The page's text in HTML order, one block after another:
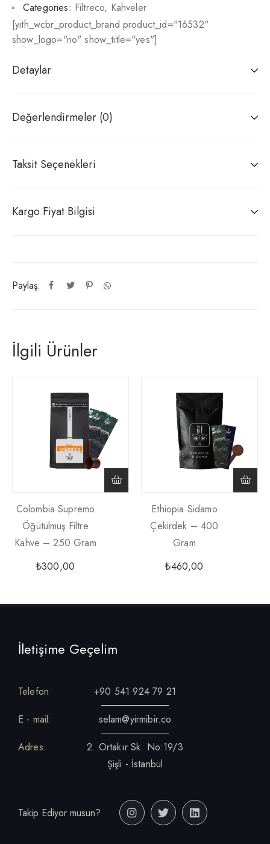
Paylaş:
Categories: Filtreco, Kahveler
[yith_wcbr_product_brand product_id="16532"
show_logo="no" show_title="yes"]
Detaylar
Değerlendirmeler (0)
Taksit Seçenekleri
Kargo Fiyat Bilgisi
İlgili Ürünler
Colombia Supremo
Öğütülmüş Filtre
Kahve – 250 Gram
₺300,00
Ethiopia Sidamo
Çekirdek – 400
Gram
₺460,00
İletişime Geçelim
Telefon
+90 541 924 79 21
E - mail:
selam@yirmibir.co
Adres:
2. Ortakır Sk. No:19/3
Şişli - İstanbul
Takip Ediyor musun?